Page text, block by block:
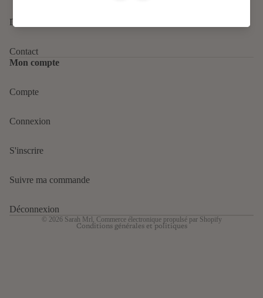
Devis pour commande personnalisée
Contact
Mon compte
Compte
Connexion
S'inscrire
Suivre ma commande
Déconnexion
© 2026 Sarah Mrl , Commerce électronique propulsé par Shopify
Conditions générales et politiques
Politique de remboursement
Politique d’expédition
Coordonnées